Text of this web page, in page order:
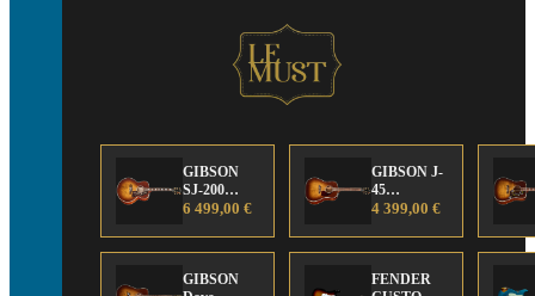
GIBSON
SJ-200
Anniversary
Edition
6 499,00 €
GIBSON J-
45
Anniversary
Edition
4 399,00 €
GIBSON
FENDER